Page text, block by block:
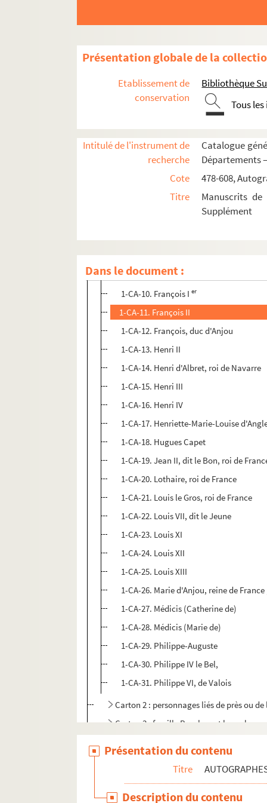
Présentation globale de la
Etablissement de
conservation
Bibliothèque
Tous
Intitulé de l'instrument de
recherche
Catalogue
Départements
Cote
478-608,
Titre
Manuscrits
Supplément
Dans le document :
575. Manœuvres de la cavalerie
576-607. Collection des mémoires des
608. Description de l'Etna. Précis d'un voyage
AUTOGRAPHES
Carton 1 : membres de familles royales ou
1-CA-1. Anne de Bretagne
1-CA-2. Charles VI
1-CA-3. Charles VII
1-CA-4. Charles VIII
1-CA-5. Charles IX
1-CA-6. Charles de Valois, duc
1-CA-7. César, duc de Vendôme
1-CA-8. Diane de France, duchesse de
1-CA-9. Élisabeth, fille de Henri IV
1-CA-10. François Ier
1-CA-11. François II
1-CA-12. François, duc d'Anjou
1-CA-13. Henri II
1-CA-14. Henri d'Albret, roi de Navarre
1-CA-15. Henri III
1-CA-16. Henri IV
1-CA-17. Henriette-Marie-Louise
1-CA-18. Hugues Capet
1-CA-19. Jean II, dit le Bon, roi de
1-CA-20. Lothaire, roi de France
1-CA-21. Louis le Gros, roi de France
1-CA-22. Louis VII, dit le Jeune
1-CA-23. Louis XI
1-CA-24. Louis XII
1-CA-25. Louis XIII
1-CA-26. Marie d'Anjou, reine de
1-CA-27. Médicis (Catherine de)
1-CA-28. Médicis (Marie de)
1-CA-29. Philippe-Auguste
1-CA-30. Philippe IV le Bel,
1-CA-31. Philippe VI, de Valois
Carton 2 : personnages liés de près ou
Carton 3 : famille Bourbon et branches
Carton 7 : militaires, hommes de guerre
Présentation du contenu
Titre
Description du contenu